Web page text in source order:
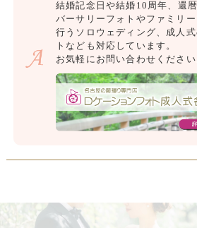
結婚記念日や結婚10周年、還
バーサリーフォトやファミリ
行うソロウェディング、成人
トなども対応しています。
お気軽にお問い合わせください